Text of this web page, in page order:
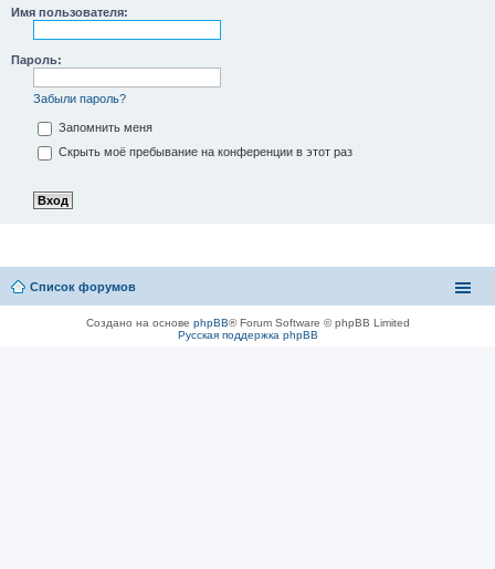
Имя пользователя:
Пароль:
Забыли пароль?
Запомнить меня
Скрыть моё пребывание на конференции в этот раз
Список форумов
Создано на основе phpBB® Forum Software © phpBB Limited
Русская поддержка phpBB